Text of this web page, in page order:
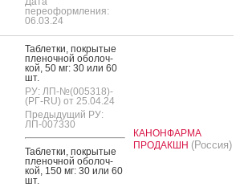
переоформления:
06.03.24
Таб­летки, пок­ры­тые
пле­ноч­ной обо­лоч­
кой, 50 мг: 30 или 60
шт.
РУ: ЛП-№(005318)-
(РГ-RU) от 25.04.24
Предыдущий РУ:
ЛП-007330
Таб­летки, пок­ры­тые
пле­ноч­ной обо­лоч­
кой, 150 мг: 30 или 60
шт.
КАНОНФАРМА
ПРОДАКШН (Россия)